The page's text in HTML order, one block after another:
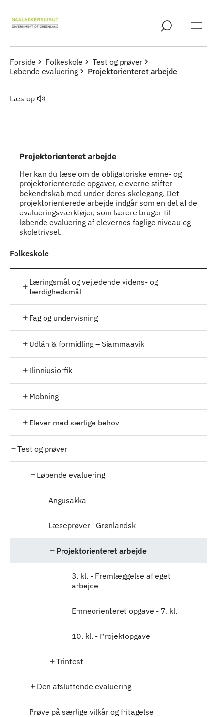
Forside Folkeskole
Test og prøver
Løbende evaluering
Projektorienteret arbejde
Læs op
Projektorienteret arbejde
Her kan du læse om de obligatoriske emne- og
projektorienterede opgaver, eleverne stifter
bekendtskab med under deres skolegang. Det
projektorienterede arbejde indgår som en del af de
evalueringsværktøjer, som lærere bruger til
løbende evaluering af elevernes faglige niveau og
skoletrivsel.
Indhold
Folkeskole
Læringsmål og vejledende videns- og
færdighedsmål
Fag og undervisning
Udlån & formidling – Siammaavik
Ilinniusiorfik
Mobning
Elever med særlige behov
Test og prøver
Løbende evaluering
Angusakka
Læseprøver i Grønlandsk
Projektorienteret arbejde
3. kl. - Fremlæggelse af eget
arbejde
Emneorienteret opgave - 7. kl.
10. kl. - Projektopgave
Trintest
Den afsluttende evaluering
Prøve på særlige vilkår og fritagelse